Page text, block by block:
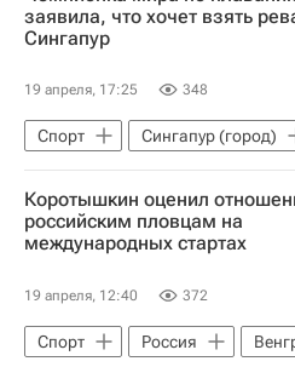
Александр Кузнецов
заявила, что хочет взять
Сингапур
19 апреля, 17:25 348
Спорт Сингапур (город)
Плавание
Водные виды
Коротышкин оценил
российским пловцам на
международных стартах
19 апреля, 12:40 372
Спорт Россия